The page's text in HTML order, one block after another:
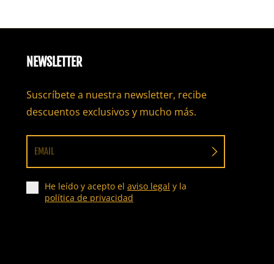
NEWSLETTER
Suscríbete a nuestra newsletter, recibe
descuentos exclusivos y mucho más.
EMAIL
He leído y acepto el aviso legal y la
política de privacidad